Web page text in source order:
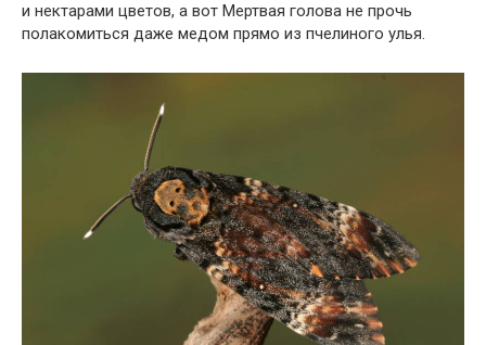
и нектарами цветов, а вот Мертвая голова не прочь
полакомиться даже медом прямо из пчелиного улья.